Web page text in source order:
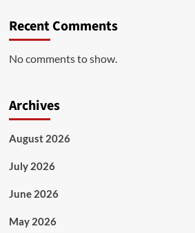
Recent Comments
No comments to show.
Archives
August 2026
July 2026
June 2026
May 2026